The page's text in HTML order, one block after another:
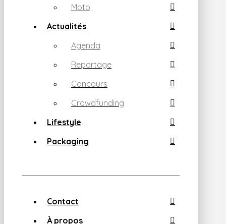
Moto
Actualités
Agenda
Reportage
Concours
Crowdfunding
Lifestyle
Packaging
Contact
À propos